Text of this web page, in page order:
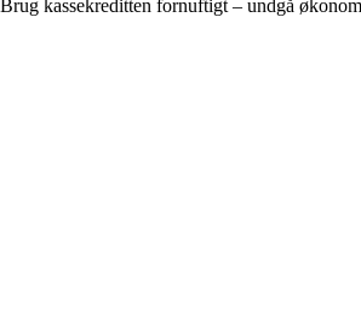
Brug kassekreditten fornuftigt – undgå